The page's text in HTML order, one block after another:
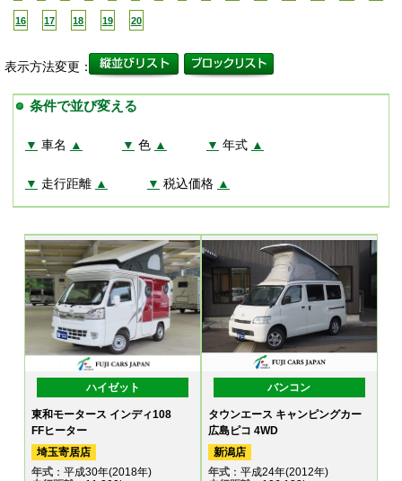
16 17 18 19 20
表示方法変更：
条件で並び変える
▼ 車名 ▲ ▼ 色 ▲ ▼ 年式 ▲
▼ 走行距離 ▲ ▼ 税込価格 ▲
ハイゼット
東和モータース インディ108
FFヒーター
埼玉寄居店
年式 ：平成30年(2018年)
バンコン
タウンエース キャンピングカー
広島ピコ 4WD
新潟店
年式：平成24年(2012年)